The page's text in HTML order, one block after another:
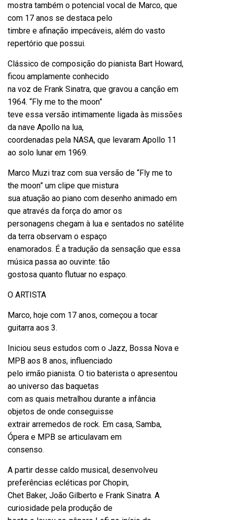
mostra também o potencial vocal de Marco, que
com 17 anos se destaca pelo
timbre e afinação impecáveis, além do vasto
repertório que possui.
Clássico de composição do pianista Bart Howard,
ficou amplamente conhecido
na voz de Frank Sinatra, que gravou a canção em
1964. “Fly me to the moon”
teve essa versão intimamente ligada às missões
da nave Apollo na lua,
coordenadas pela NASA, que levaram Apollo 11
ao solo lunar em 1969.
Marco Muzi traz com sua versão de “Fly me to
the moon” um clipe que mistura
sua atuação ao piano com desenho animado em
que através da força do amor os
personagens chegam à lua e sentados no satélite
da terra observam o espaço
enamorados. É a tradução da sensação que essa
música passa ao ouvinte: tão
gostosa quanto flutuar no espaço.
O ARTISTA
Marco, hoje com 17 anos, começou a tocar
guitarra aos 3.
Iniciou seus estudos com o Jazz, Bossa Nova e
MPB aos 8 anos, influenciado
pelo irmão pianista. O tio baterista o apresentou
ao universo das baquetas
com as quais metralhou durante a infância
objetos de onde conseguisse
extrair arremedos de rock. Em casa, Samba,
Ópera e MPB se articulavam em
consenso.
A partir desse caldo musical, desenvolveu
preferências ecléticas por Chopin,
Chet Baker, João Gilberto e Frank Sinatra. A
curiosidade pela produção de